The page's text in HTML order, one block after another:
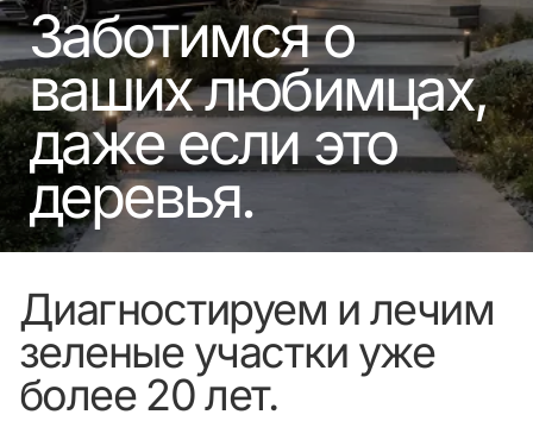
Заботимся о
ваших любимцах,
даже если это
деревья.
Диагностируем и лечим
зеленые участки уже
более 20 лет.